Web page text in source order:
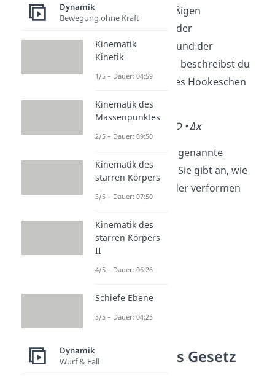
Diesen gleichmäßigen
Zusammenhang der
Krafteinwirkung und der
Längenänderung
beschreibst du
mit der Formel des Hookeschen
Gesetzes:
F = D • Δx
die sogenannte
Federkonstante
. Sie gibt an, wie
leicht du eine Feder verformen
Hookesches Gesetz
Dynamik
Bewegung ohne Kraft
Kinematik
Kinetik
1/5 – Dauer: 04:59
Kinematik des
Massenpunktes
2/5 – Dauer: 09:50
Kinematik des
starren Körpers
3/5 – Dauer: 07:50
Kinematik des
starren Körpers
II
4/5 – Dauer: 06:26
Schiefe Ebene
5/5 – Dauer: 04:25
Dynamik
Wurf & Fall